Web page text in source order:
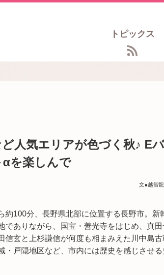
トピックス
人気エリアが色づく秋♪ E
を楽しんで
文●越智
約100分、長野県北部に位置する長野市。新
でありながら、国宝・善光寺をはじめ、真
信玄と上杉謙信が何度も相まみえた川中島
・戸隠地区など、市内には歴史を感じさせ